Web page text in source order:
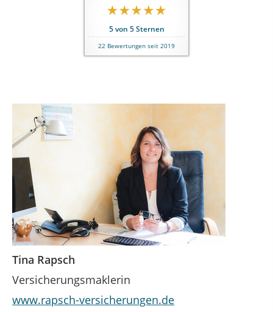
5von 5Sternen
22 Bewertungen seit 2019
Tina Rapsch
Versicherungsmaklerin
www.rapsch-versicherungen.de